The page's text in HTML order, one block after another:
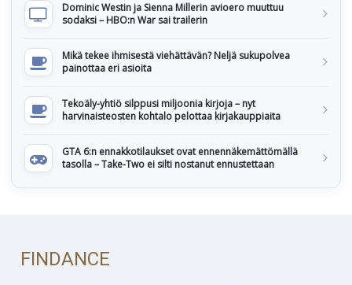
Dominic Westin ja Sienna Millerin avioero muuttuu
sodaksi – HBO:n War sai trailerin
Mikä tekee ihmisestä viehättävän? Neljä sukupolvea
painottaa eri asioita
Tekoäly-yhtiö silppusi miljoonia kirjoja – nyt
harvinaisteosten kohtalo pelottaa kirjakauppiaita
GTA 6:n ennakkotilaukset ovat ennennäkemättömällä
tasolla – Take-Two ei silti nostanut ennustettaan
FINDANCE